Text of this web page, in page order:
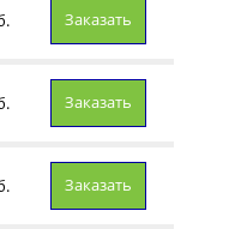
Заказать
Заказать
Заказать